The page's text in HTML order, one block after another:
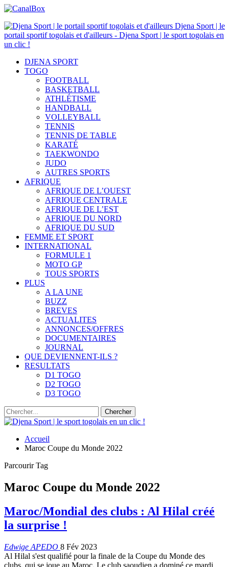
Djena Sport | le
portail sportif togolais et d'ailleurs - Djena Sport | le sport togolais en
un clic !
DJENA SPORT
TOGO
FOOTBALL
BASKETBALL
ATHLÉTISME
HANDBALL
VOLLEYBALL
TENNIS
TENNIS DE TABLE
KARATÉ
TAEKWONDO
JUDO
AUTRES SPORTS
AFRIQUE
AFRIQUE DE L’OUEST
AFRIQUE CENTRALE
AFRIQUE DE L’EST
AFRIQUE DU NORD
AFRIQUE DU SUD
FEMME ET SPORT
INTERNATIONAL
FORMULE 1
MOTO GP
TOUS SPORTS
PLUS
A LA UNE
BUZZ
BREVES
ACTUALITES
ANNONCES/OFFRES
DOCUMENTAIRES
JOURNAL
QUE DEVIENNENT-ILS ?
RESULTATS
D1 TOGO
D2 TOGO
D3 TOGO
Accueil
Maroc Coupe du Monde 2022
Parcourir Tag
Maroc Coupe du Monde 2022
Maroc/Mondial des clubs : Al Hilal créé
la surprise !
Edwige APEDO 8 Fév 2023
Al Hilal s'est qualifié pour la finale de la Coupe du Monde des
clubs, qui se joue au Maroc. Le club saoudien a dominé ce mardi